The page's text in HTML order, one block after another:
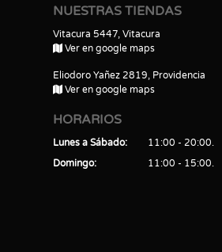
NUESTRAS TIENDAS
Vitacura 5447, Vitacura
Ver en google maps
Eliodoro Yañez 2819, Providencia
Ver en google maps
HORARIOS
Lunes a Sábado
11:00 - 20:00
Domingo
11:00 - 15:00